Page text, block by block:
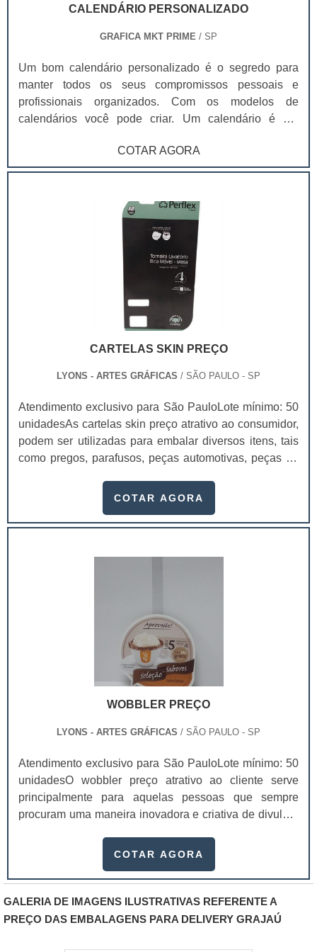
CALENDÁRIO PERSONALIZADO
GRAFICA MKT PRIME / SP
Um bom calendário personalizado é o segredo para
manter todos os seus compromissos pessoais e
profissionais organizados. Com os modelos de
calendários você pode criar. Um calendário é um
passar do tempo. Com origem etimológica no vocábulo
latino calendarium, o calendário recorre à divisão
dias.O conceito pode referir-se a este tipo de esquema
e às lâminas que permitem a sua representação gráfica.
Calendário também se pode usar como sinônimo de
almanaque, que é o registo dos dias que compõem um
ano com informação vinculada aos dias feriados
(festivos), às festas religiosas e à astronomia. Um
calendário permite seguir uma ordem cronológica de
atividades e organizar uma agenda. Existem diversos
dividido o tempo. No mundo ocidental, o calendário
mais usado é o calendário gregoriano.
COTAR AGORA
CARTELAS SKIN PREÇO
LYONS - ARTES GRÁFICAS / SÃO PAULO - SP
Atendimento exclusivo para São PauloLote mínimo: 50
unidadesAs cartelas skin preço atrativo ao consumidor,
podem ser utilizadas para embalar diversos itens, tais
como pregos, parafusos, peças automotivas, peças de
velas de aniversário, ferragens e brinquedos vendidos
em diferentes materiais: papel duplex, triplex e a
Com as cartelas skin é.
COTAR AGORA
WOBBLER PREÇO
LYONS - ARTES GRÁFICAS / SÃO PAULO - SP
Atendimento exclusivo para São PauloLote mínimo: 50
unidadesO wobbler preço atrativo ao cliente serve
principalmente para aquelas pessoas que sempre
procuram uma maneira inovadora e criativa de divulgar
endomarketing, por exemplo, e dá um toque totalmente
divulgação nada mais é do que uma peça promocional
que fica pendurada com barbantes em lojas, expondo a
imagem de um produto. A maioria das peças .
COTAR AGORA
GALERIA DE IMAGENS ILUSTRATIVAS REFERENTE A
PREÇO DAS EMBALAGENS PARA DELIVERY GRAJAÚ